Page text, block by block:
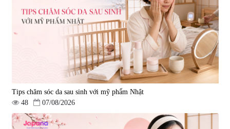
Tips chăm sóc da sau sinh với mỹ phẩm Nhật
48
07/08/2026